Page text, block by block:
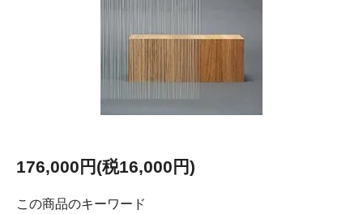
176,000円(税16,000円)
この商品のキーワード